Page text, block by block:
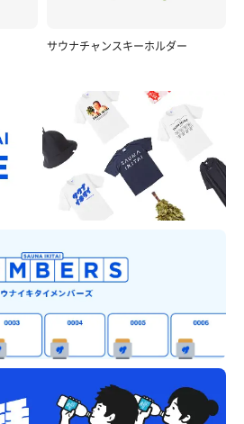
サウナチャンスキーホルダー